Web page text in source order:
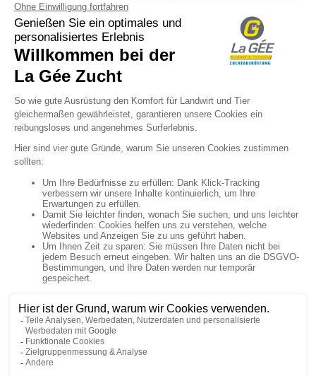
Zurück
arrow_back
100% französische
Anfertigung und
Markennamen
Uns folgen

Ihr Konto
Shop-Einstellungen